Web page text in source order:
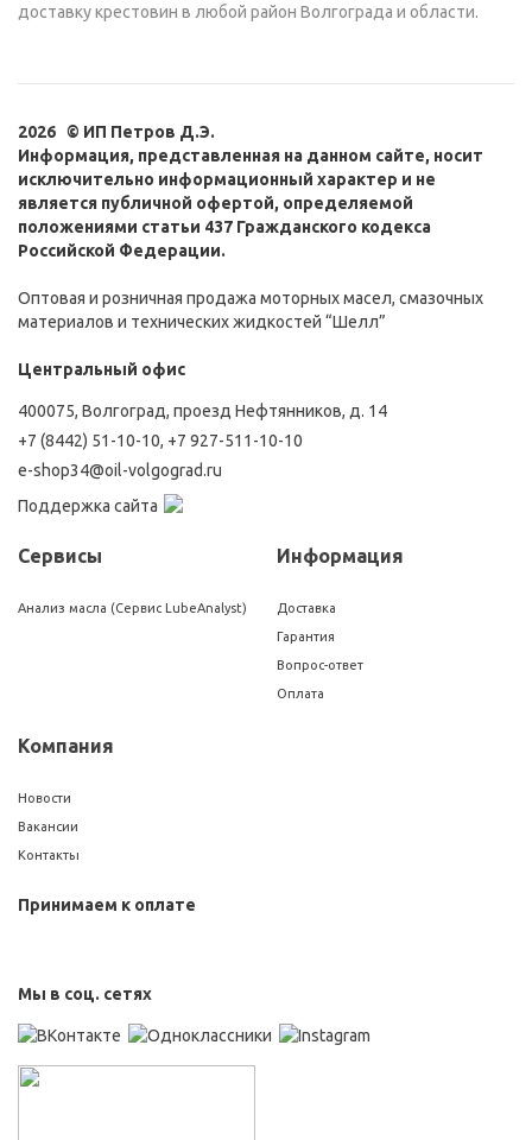
доставку крестовин в любой район Волгограда и области.
2026 © ИП Петров Д.Э.
Информация, представленная на данном сайте, носит
исключительно информационный характер и не
является публичной офертой, определяемой
положениями статьи 437 Гражданского кодекса
Российской Федерации.
Оптовая и розничная продажа моторных масел, смазочных
материалов и технических жидкостей “Шелл”
Центральный офис
400075, Волгоград, проезд Нефтянников, д. 14
+7 (8442) 51-10-10, +7 927-511-10-10
e-shop34@oil-volgograd.ru
Поддержка сайта
Сервисы
Анализ масла (Сервис LubeAnalyst)
Информация
Доставка
Гарантия
Вопрос-ответ
Оплата
Компания
Новости
Вакансии
Контакты
Принимаем к оплате
Мы в соц. сетях